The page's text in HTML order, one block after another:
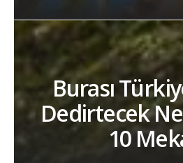
Burası
Dedirtecek
10